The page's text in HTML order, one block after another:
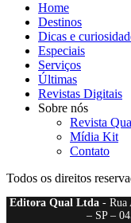
Home
Destinos
Dicas e
Especiais
Serviços
Últimas
Revistas Digitais
Sobre nós
Revista
Mídia Kit
Contato
Todos os direitos
Editora Qual Ltda- Rua
– SP –